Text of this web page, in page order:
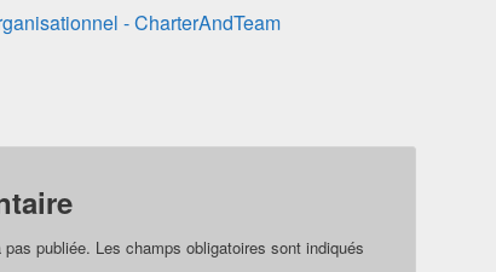
- CharterAndTeam
publiée. Les champs obligatoires sont indiqués